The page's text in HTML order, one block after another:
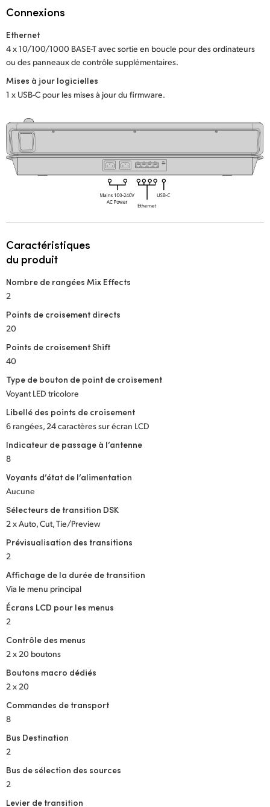
Norway
Portugal
Singapore
South Africa
Spain
Turkey
UAE
Connexions
Ethernet
4 x 10/100/1000 BASE-T avec sortie en boucle pour des ordinateurs
ou des panneaux de contrôle supplémentaires.
Mises à jour logicielles
1 x USB-C pour les mises à jour du firmware.
Caractéristiques
du produit
Nombre de rangées Mix Effects
2
Points de croisement directs
20
Points de croisement Shift
40
Type de bouton de point de croisement
Voyant LED tricolore
Libellé des points de croisement
6 rangées, 24 caractères sur écran LCD
Indicateur de passage à l’antenne
8
Voyants d’état de l’alimentation
Aucune
Sélecteurs de transition DSK
2 x Auto, Cut, Tie/Preview
Prévisualisation des transitions
2
Affichage de la durée de transition
Via le menu principal
Écrans LCD pour les menus
2
Contrôle des menus
2 x 20 boutons
Boutons macro dédiés
2 x 20
Commandes de transport
8
Bus Destination
2
Bus de sélection des sources
2
Levier de transition